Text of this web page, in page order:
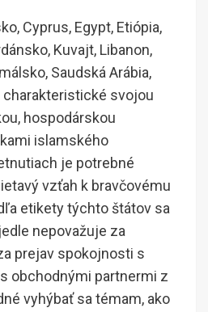
Cyprus, Egypt, Etiópia,
Kuvajt, Libanon,
Saudská Arábia,
charakteristické svojou
hospodárskou
islamského
je potrebné
vzťah k bravčovému
etikety týchto štátov sa
nepovažuje za
prejav spokojnosti s
obchodnými partnermi z
vyhýbať sa témam, ako